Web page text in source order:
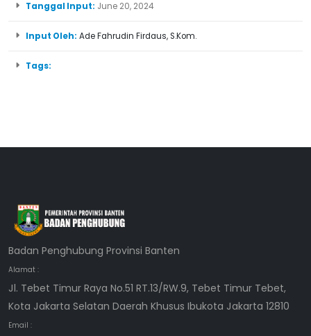
Tanggal Input: June 20, 2024
Input Oleh: Ade Fahrudin Firdaus, S.Kom.
Tags:
Badan Penghubung Provinsi Banten
Alamat :
Jl. Tebet Timur Raya No.51 RT.13/RW.9, Tebet Timur Tebet,
Kota Jakarta Selatan Daerah Khusus Ibukota Jakarta 12810
Email :